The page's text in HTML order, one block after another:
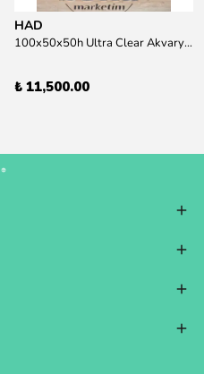
HAD
100x50x50h Ultra Clear Akvaryum 10mm 90derece Birleşim /Sadece Otobüs Kargosu ile Gönderim Yapılır !
₺ 11,500.00